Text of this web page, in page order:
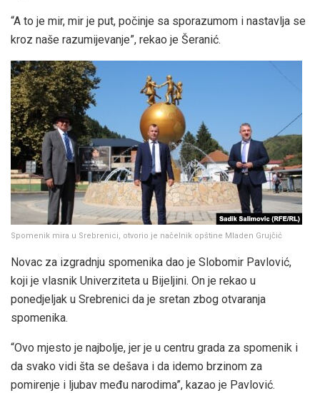
“A to je mir, mir je put, počinje sa sporazumom i nastavlja se
kroz naše razumijevanje”, rekao je Šeranić.
Spomenik mira u Srebrenici, otvorio je načelnik opštine Mladen Grujčić
Novac za izgradnju spomenika dao je Slobomir Pavlović,
koji je vlasnik Univerziteta u Bijeljini. On je rekao u
ponedjeljak u Srebrenici da je sretan zbog otvaranja
spomenika.
“Ovo mjesto je najbolje, jer je u centru grada za spomenik i
da svako vidi šta se dešava i da idemo brzinom za
pomirenje i ljubav među narodima”, kazao je Pavlović.